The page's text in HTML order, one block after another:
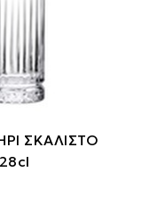
ΣΚΑΛΙΣΤΟ